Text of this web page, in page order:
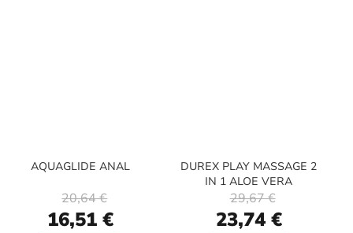
AQUAGLIDE ANAL
Special
Price
16,51 €
20,64 €
DUREX PLAY MASSAGE 2
IN 1 ALOE VERA
Special
Price
23,74 €
29,67 €